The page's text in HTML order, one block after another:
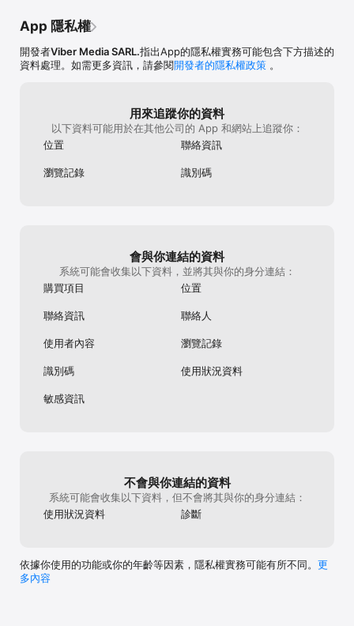
無論是體育、新聞、烹飪、旅遊或娛樂，都可找到您真正想要的內
容，並可與其他同好聯繫交流。您甚至可以開啟自己的社群或頻道並
獲得全球關注。
預訂旅遊行程，甚至支付電子帳單！
回應訊息
條款與政策：https://www.viber.com/terms/
App 隱私權
開發者Viber Media SARL.指出App的隱私權實務可能包含下方描述的
資料處理。如需更多資訊，請參閱開發者的隱私權政策 。
用來追蹤你的資料
以下資料可能用於在其他公司的 App 和網站上追蹤你：
位置
聯絡資訊
瀏覽記錄 識別碼
會與你連結的資料
系統可能會收集以下資料，並將其與你的身分連結：
購買項目
位置
聯絡資訊 聯絡人
使用者內容 瀏覽記錄
識別碼 使用狀況資料
敏感資訊
不會與你連結的資料
系統可能會收集以下資料，但不會將其與你的身分連結：
使用狀況資料
診斷
依據你使用的功能或你的年齡等因素，隱私權實務可能有所不同。 更
多內容